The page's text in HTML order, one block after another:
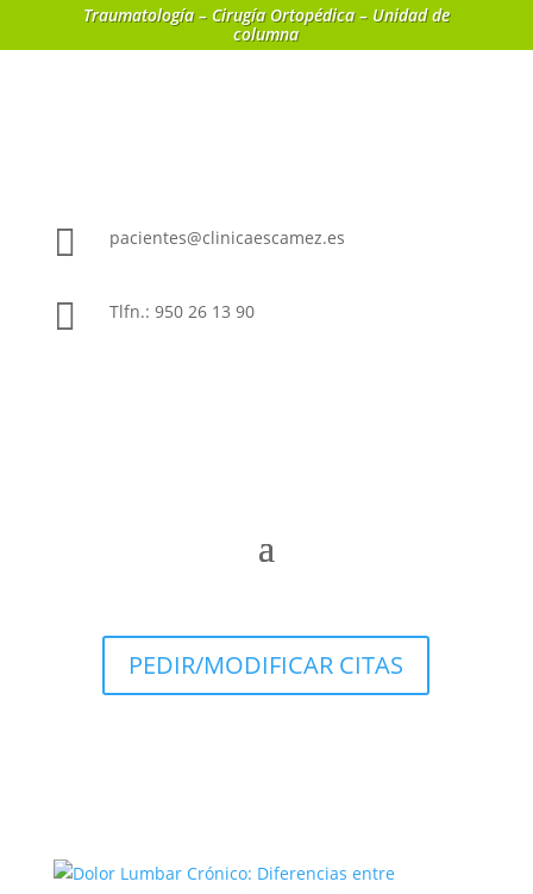
Traumatología – Cirugía Ortopédica – Unidad de
columna
 pacientes@clinicaescamez.es
 Tlfn.: 950 26 13 90
PEDIR/MODIFICAR CITAS